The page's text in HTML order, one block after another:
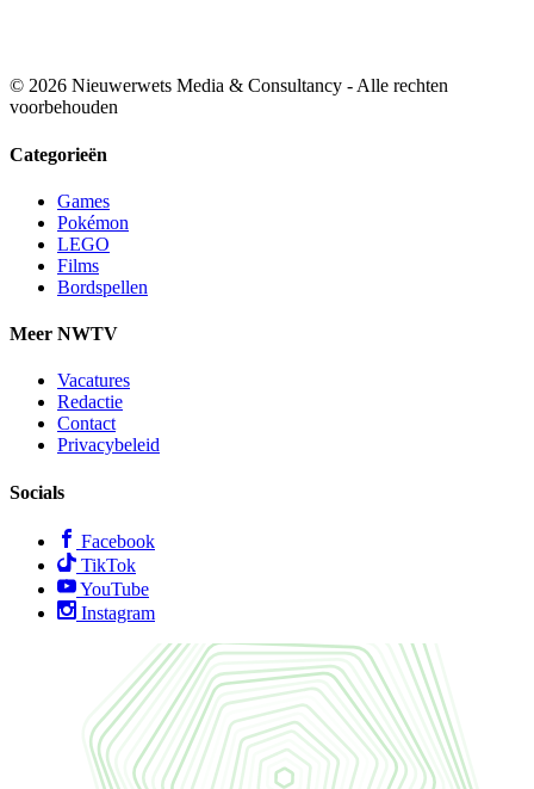
© 2026 Nieuwerwets Media & Consultancy - Alle rechten
voorbehouden
Categorieën
Games
Pokémon
LEGO
Films
Bordspellen
Meer NWTV
Vacatures
Redactie
Contact
Privacybeleid
Socials
Facebook
TikTok
YouTube
Instagram